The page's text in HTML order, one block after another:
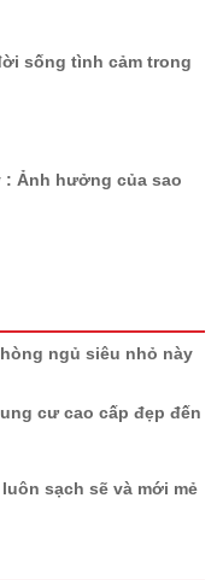
sống tình cảm trong
Ảnh hưởng của sao
ngủ siêu nhỏ này
cư cao cấp đẹp đến
sạch sẽ và mới mẻ